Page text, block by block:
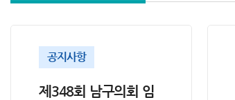
공지사항
제348회 남구의회 임